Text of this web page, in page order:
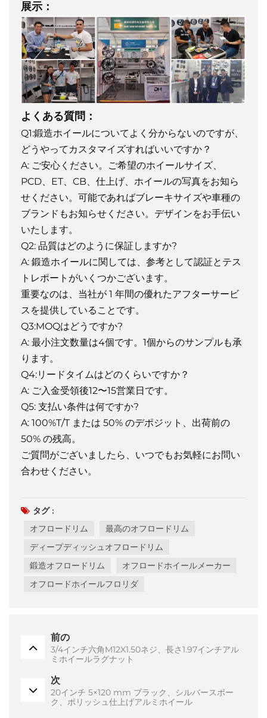
展示：
よくある質問：
Q1:鍛造ホイールについてよく分からないのですが、
どうやってカスタマイズすればいいですか？
A: ご安心ください。ご希望のホイールサイズ、
PCD、ET、CB、仕上げ、ホイールの写真をお知ら
せください。可能であればブレーキサイズや車種の
ブランドもお知らせください。デザインをお手伝い
いたします。
Q2: 品質はどのように保証しますか?
A: 鍛造ホイールに関しては、参考として認証とテス
トレポートがいくつかございます。
重要なのは、当社が 1 年間の優れたアフターサービ
スを提供していることです。
Q3:MOQはどうですか?
A: 最小注文数量は4個です。1個からのサンプルも承
ります。
Q4:リードタイムはどのくらいですか？
A: ご入金受領後12〜15営業日です。
Q5: 支払い条件は何ですか?
A: 100%T/T または 50% のデポジット、出荷前の
50% の残高。
ご質問がございましたら、いつでもお気軽にお問い
合わせください。
タグ :
オフロードリム
最高のオフロードリム
ディープディッシュオフロードリム
鍛造オフロードリム
オフロードホイールメーカー
オフロードホイールフロリダ
前の
3/4インチ六角M12X1.50ネジ、長さ1.97インチアル
ミホイールラグナット
次
20インチ 5×120 mm ブラック、シルバースポー
ク、ポリッシュ仕上げアルミホイール